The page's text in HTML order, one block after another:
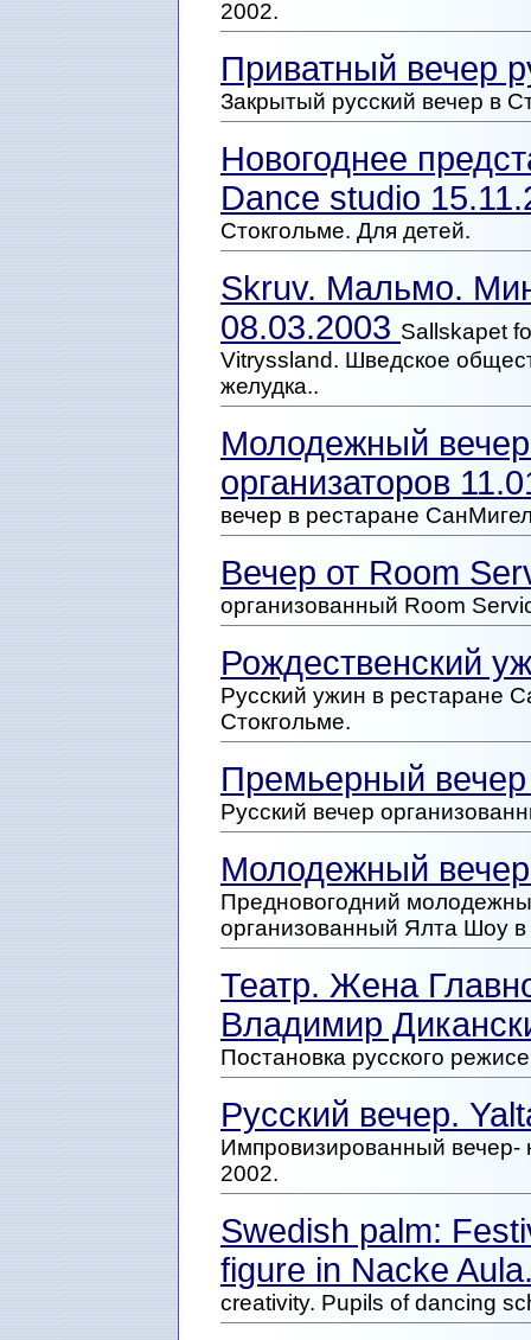
2002.
Приватный вечер
Закрытый русский вечер в
Новогоднее
Dance studio
Стокгольме. Для детей.
Skruv. Мальмо.
08.03.2003 Sallskapet
Vitryssland. Шведское
желудка..
Молодежный
организаторов
вечер в рестаране
Вечер от Room
организованный Room
Рождественский
Русский ужин в рестаране
Стокгольме.
Премьерный
Русский вечер
Молодежный
Предновогодний
организованный Ялта Шоу в
Театр. Жена
Владимир
Постановка русского
Русский вечер.
Импровизированный вечер-
2002.
Swedish palm:
figure in Nacke
creativity. Pupils of dancing